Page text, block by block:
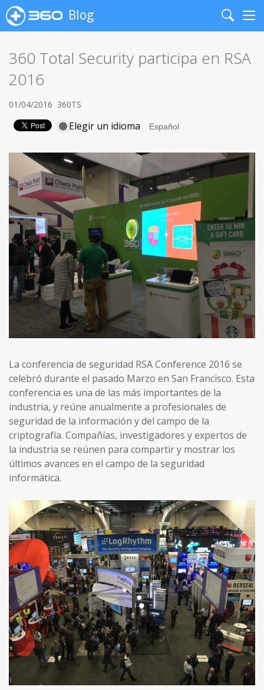
Blog
Search
360 Total Security participa en RSA
2016
01/04/2016 360TS
Elegir un idioma
La conferencia de seguridad RSA Conference 2016 se
celebró durante el pasado Marzo en San Francisco. Esta
conferencia es una de las más importantes de la
industria, y reúne anualmente a profesionales de
seguridad de la información y del campo de la
criptografía. Compañías, investigadores y expertos de
la industria se reúnen para compartir y mostrar los
últimos avances en el campo de la seguridad
informática.